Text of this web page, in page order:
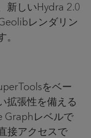
新しいHydra 2.0
レンダリン
をベー
拡張性を備える
Graph レベルで
接アクセスで